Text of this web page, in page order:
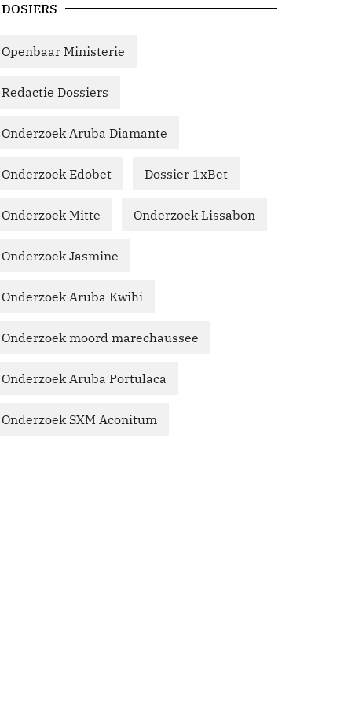
DOSIERS
Openbaar Ministerie
Redactie Dossiers
Onderzoek Aruba Diamante
Onderzoek Edobet Dossier 1xBet
Onderzoek Mitte Onderzoek Lissabon
Onderzoek Jasmine
Onderzoek Aruba Kwihi
Onderzoek moord marechaussee
Onderzoek Aruba Portulaca
Onderzoek SXM Aconitum